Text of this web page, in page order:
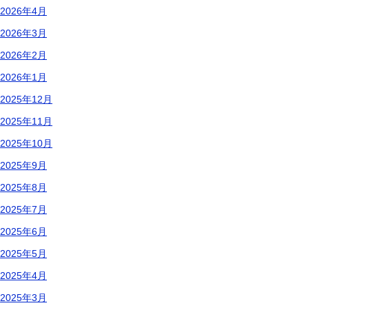
2026年4月
2026年3月
2026年2月
2026年1月
2025年12月
2025年11月
2025年10月
2025年9月
2025年8月
2025年7月
2025年6月
2025年5月
2025年4月
2025年3月